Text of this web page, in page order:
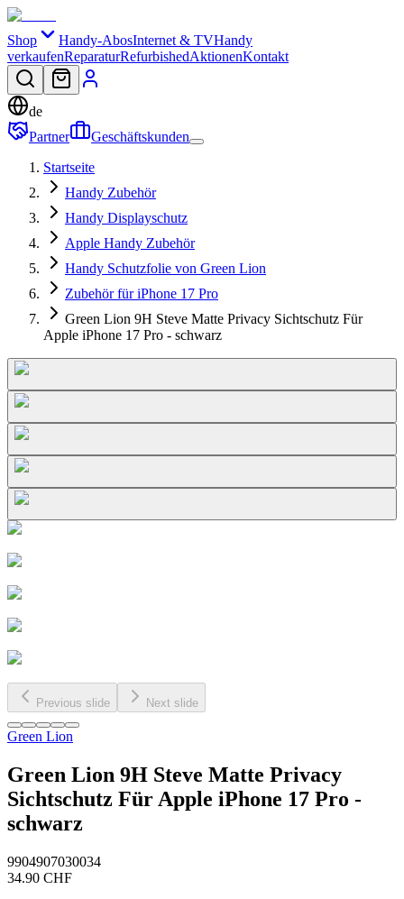
Shop Handy-AbosInternet & TVHandy
verkaufenReparaturRefurbishedAktionenKontakt
de
Partner
Geschäftskunden
Startseite
Handy Zubehör
Handy Displayschutz
Apple Handy Zubehör
Handy Schutzfolie von Green Lion
Zubehör für iPhone 17 Pro
Green Lion 9H Steve Matte Privacy Sichtschutz Für
Apple iPhone 17 Pro - schwarz
Previous slide Next slide
Green Lion
Green Lion 9H Steve Matte Privacy
Sichtschutz Für Apple iPhone 17 Pro -
schwarz
9904907030034
34.90 CHF